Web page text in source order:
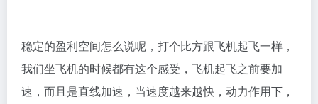
稳定的盈利空间怎么说呢，打个比方跟飞机起飞一样，
我们坐飞机的时候都有这个感受，飞机起飞之前要加
速，而且是直线加速，当速度越来越快，动力作用下，